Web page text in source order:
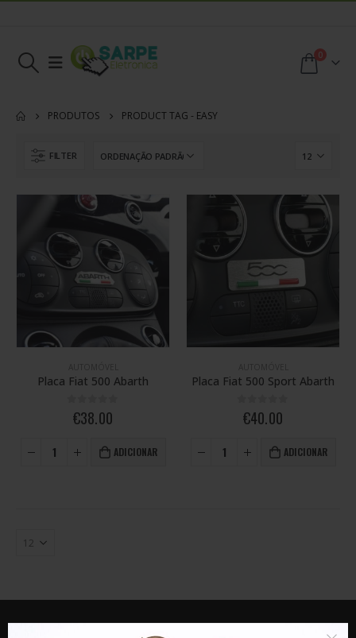
0
PRODUTOS PRODUCT TAG - EASY
FILTER
Placa Fiat 500 Abarth
out of 5
€38.00
ADICIONAR
Placa Fiat 500 Sport Abarth
out of 5
€40.00
ADICIONAR